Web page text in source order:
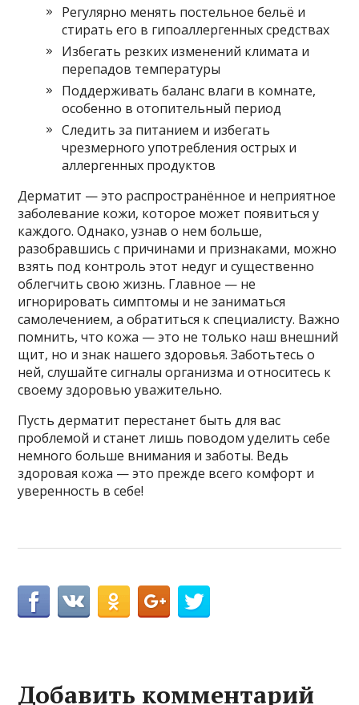
Регулярно менять постельное бельё и
стирать его в гипоаллергенных средствах
Избегать резких изменений климата и
перепадов температуры
Поддерживать баланс влаги в комнате,
особенно в отопительный период
Следить за питанием и избегать
чрезмерного употребления острых и
аллергенных продуктов
Дерматит — это распространённое и неприятное
заболевание кожи, которое может появиться у
каждого. Однако, узнав о нем больше,
разобравшись с причинами и признаками, можно
взять под контроль этот недуг и существенно
облегчить свою жизнь. Главное — не
игнорировать симптомы и не заниматься
самолечением, а обратиться к специалисту. Важно
помнить, что кожа — это не только наш внешний
щит, но и знак нашего здоровья. Заботьтесь о
ней, слушайте сигналы организма и относитесь к
своему здоровью уважительно.
Пусть дерматит перестанет быть для вас
проблемой и станет лишь поводом уделить себе
немного больше внимания и заботы. Ведь
здоровая кожа — это прежде всего комфорт и
уверенность в себе!
Добавить комментарий